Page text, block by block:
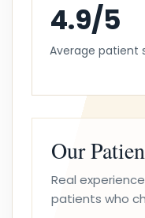
4.9/5
Average patient
Our
Real
patients who